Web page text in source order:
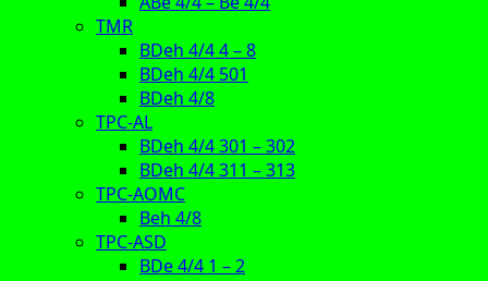
TMR
BDeh 4/4 4 – 8
BDeh 4/4 501
BDeh 4/8
TPC-AL
BDeh 4/4 301 – 302
BDeh 4/4 311 – 313
TPC-AOMC
Beh 4/8
TPC-ASD
BDe 4/4 1 – 2